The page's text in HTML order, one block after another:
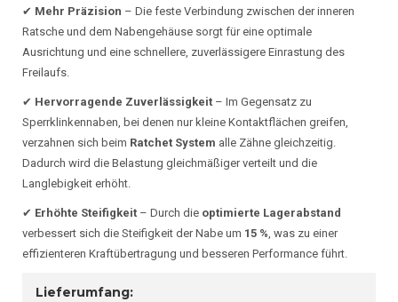
✔ Mehr Präzision – Die feste Verbindung zwischen der inneren
Ratsche und dem Nabengehäuse sorgt für eine optimale
Ausrichtung und eine schnellere, zuverlässigere Einrastung des
Freilaufs.
✔ Hervorragende Zuverlässigkeit – Im Gegensatz zu
Sperrklinkennaben, bei denen nur kleine Kontaktflächen greifen,
verzahnen sich beim Ratchet System alle Zähne gleichzeitig.
Dadurch wird die Belastung gleichmäßiger verteilt und die
Langlebigkeit erhöht.
✔ Erhöhte Steifigkeit – Durch die optimierte Lagerabstand
verbessert sich die Steifigkeit der Nabe um 15 %, was zu einer
effizienteren Kraftübertragung und besseren Performance führt.
Lieferumfang: